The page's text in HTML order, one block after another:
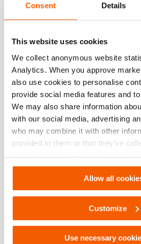
Consent Details
This website uses cookies
We collect anonymous website
Analytics. When you approve
also use cookies to personalise
provide social media features and
We may also share information
with our social media, advertising
who may combine it with other
provided to them or that they’ve
of their services. You can change
Settings. See ourcookiestatement.
Allow all
Customize
Use necessary
Technical Drawing
Merkmale
Extrem steife Träger; kein
Lastgrößen und -projekte
SB-S, Datenblatt, A4